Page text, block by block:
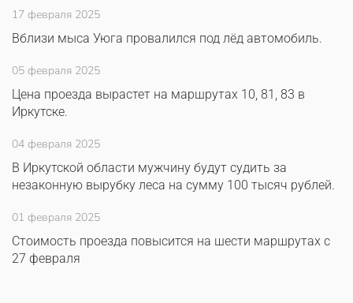
17 февраля 2025
Вблизи мыса Уюга провалился под лёд автомобиль.
05 февраля 2025
Цена проезда вырастет на маршрутах 10, 81, 83 в
Иркутске.
04 февраля 2025
В Иркутской области мужчину будут судить за
незаконную вырубку леса на сумму 100 тысяч рублей.
01 февраля 2025
Стоимость проезда повысится на шести маршрутах с
27 февраля